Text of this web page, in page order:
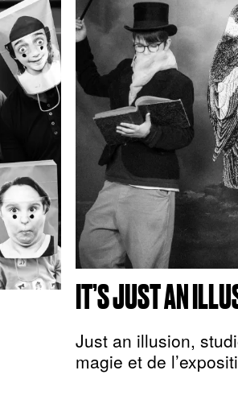
IT’S JUST AN
Just an illusion,
magie et de